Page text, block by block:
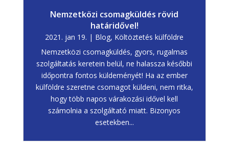
Nemzetközi csomagküldés rövid
határidővel!
2021. jan 19. | Blog, Költöztetés külföldre
Nemzetközi csomagküldés, gyors, rugalmas
szolgáltatás keretein belül, ne halassza későbbi
időpontra fontos küldeményét! Ha az ember
külföldre szeretne csomagot küldeni, nem ritka,
hogy több napos várakozási idővel kell
számolnia a szolgáltató miatt. Bizonyos
esetekben...